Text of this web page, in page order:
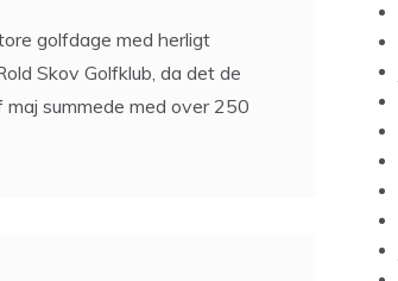
golfdage med herligt
Skov Golfklub, da det de
summede med over 250